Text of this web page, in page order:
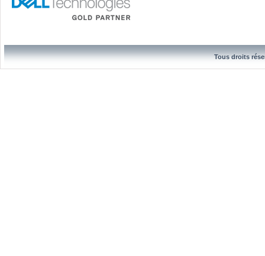
Tous droits